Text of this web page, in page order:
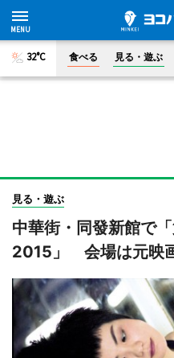
32°C 食べる 見る・遊ぶ
見る・遊ぶ
中華街・同發新館で
2015」 会場は元映